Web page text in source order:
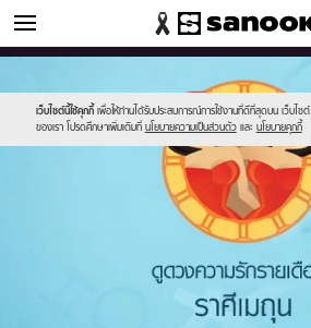
ดูดวง
เว็บไซต์นี้ใช้คุกกี้ เพื่อให้ท่านได้รับประสบการณ์การใช้งานที่ดีที่สุดบน เว็บไซต์
ของเรา โปรดศึกษาเพิ่มเติมที่ นโยบายความเป็นส่วนตัว และ นโยบายคุกกี้
new-
sanook.png